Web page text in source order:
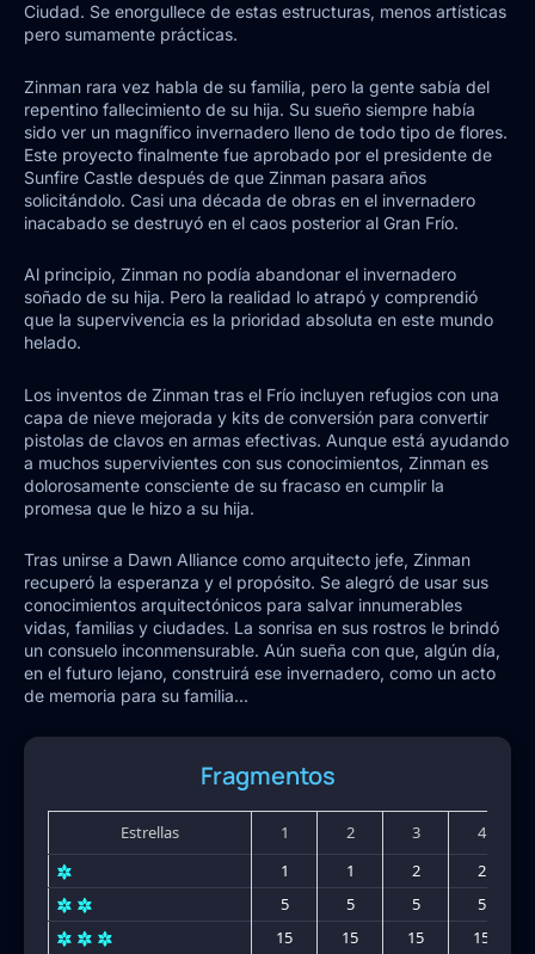
Ciudad. Se enorgullece de estas estructuras, menos artísticas
pero sumamente prácticas.
Zinman rara vez habla de su familia, pero la gente sabía del
repentino fallecimiento de su hija. Su sueño siempre había
sido ver un magnífico invernadero lleno de todo tipo de flores.
Este proyecto finalmente fue aprobado por el presidente de
Sunfire Castle después de que Zinman pasara años
solicitándolo. Casi una década de obras en el invernadero
inacabado se destruyó en el caos posterior al Gran Frío.
Al principio, Zinman no podía abandonar el invernadero
soñado de su hija. Pero la realidad lo atrapó y comprendió
que la supervivencia es la prioridad absoluta en este mundo
helado.
Los inventos de Zinman tras el Frío incluyen refugios con una
capa de nieve mejorada y kits de conversión para convertir
pistolas de clavos en armas efectivas. Aunque está ayudando
a muchos supervivientes con sus conocimientos, Zinman es
dolorosamente consciente de su fracaso en cumplir la
promesa que le hizo a su hija.
Tras unirse a Dawn Alliance como arquitecto jefe, Zinman
recuperó la esperanza y el propósito. Se alegró de usar sus
conocimientos arquitectónicos para salvar innumerables
vidas, familias y ciudades. La sonrisa en sus rostros le brindó
un consuelo inconmensurable. Aún sueña con que, algún día,
en el futuro lejano, construirá ese invernadero, como un acto
de memoria para su familia...
Fragmentos
Estrellas 1 2 3
4
1
1 2
2
5
5 5
5
15
15 15 15